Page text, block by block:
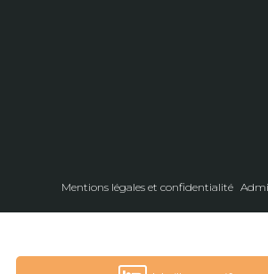
Mentions légales et confidentialité